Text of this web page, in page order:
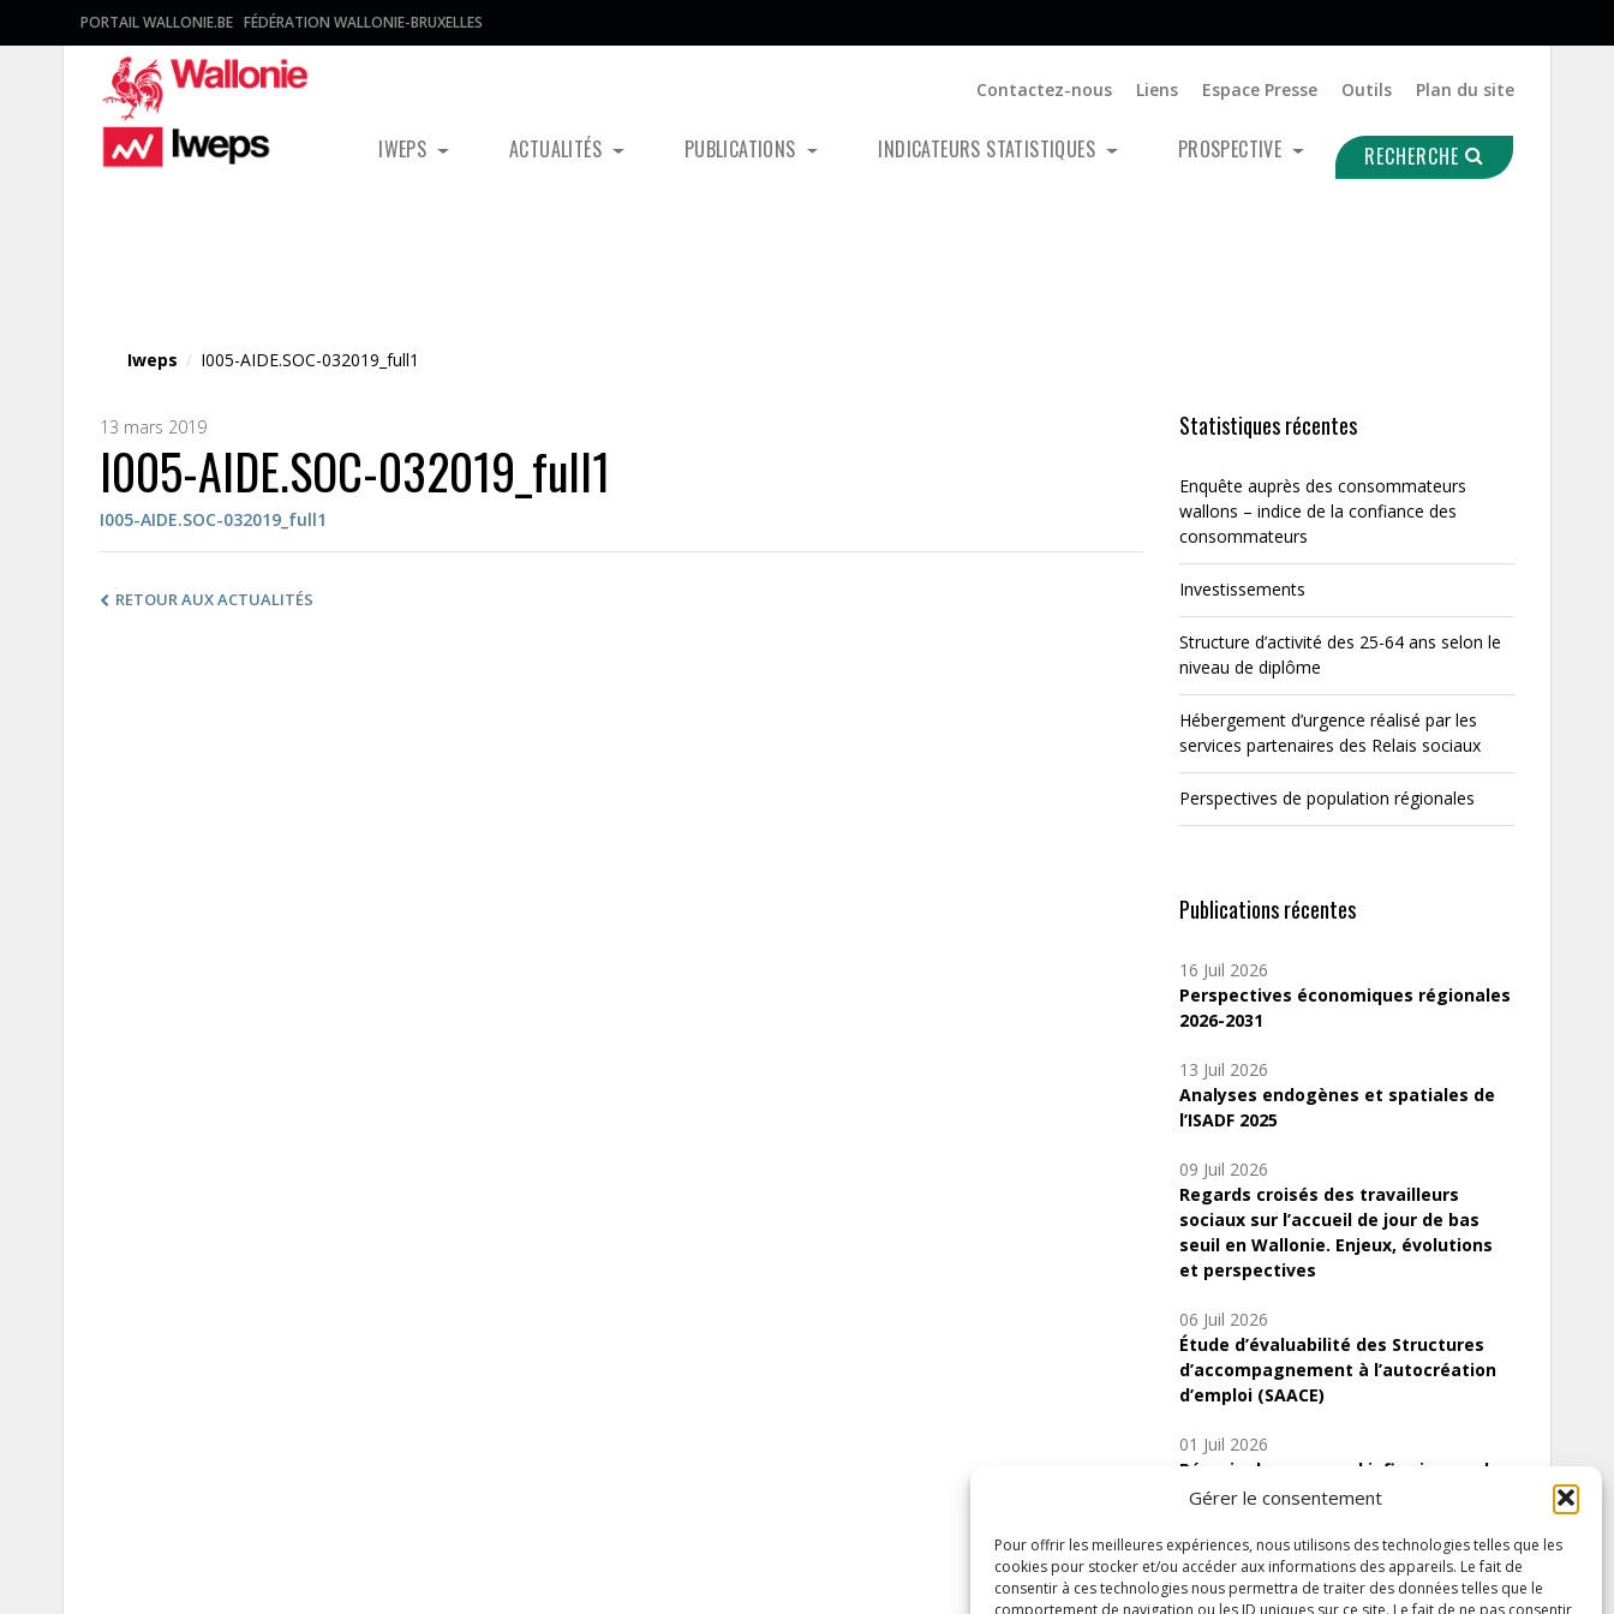
Gérer le consentement
Pour offrir les meilleures expériences, nous utilisons des technologies telles que les
cookies pour stocker et/ou accéder aux informations des appareils. Le fait de
consentir à ces technologies nous permettra de traiter des données telles que le
comportement de navigation ou les ID uniques sur ce site. Le fait de ne pas consentir
PORTAIL WALLONIE.BE FÉDÉRATION WALLONIE-BRUXELLES
Contactez-nous Liens Espace Presse Outils Plan du site
IWEPS ACTUALITÉS PUBLICATIONS INDICATEURS STATISTIQUES PROSPECTIVE RECHERCHE
Iweps / I005-AIDE.SOC-032019_full1
13 mars 2019
I005-AIDE.SOC-032019_full1
I005-AIDE.SOC-032019_full1
RETOUR AUX ACTUALITÉS
Statistiques récentes
Enquête auprès des consommateurs
wallons – indice de la confiance des
consommateurs
Investissements
Structure d’activité des 25-64 ans selon le
niveau de diplôme
Hébergement d’urgence réalisé par les
services partenaires des Relais sociaux
Perspectives de population régionales
Publications récentes
16 Juil 2026
Perspectives économiques régionales
2026-2031
13 Juil 2026
Analyses endogènes et spatiales de
l’ISADF 2025
09 Juil 2026
Regards croisés des travailleurs
sociaux sur l’accueil de jour de bas
seuil en Wallonie. Enjeux, évolutions
et perspectives
06 Juil 2026
Étude d’évaluabilité des Structures
d’accompagnement à l’autocréation
d’emploi (SAACE)
01 Juil 2026
Pénurie du personnel infirmier :quels
indicateurs d’offre de soins pour